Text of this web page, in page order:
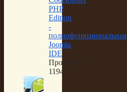
PHP
Edition
-
полнофункциональная
Joomla
IDE
Просмотров:
11949